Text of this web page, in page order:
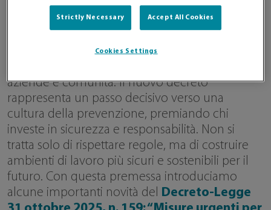
Perché questo decreto è importante per
La sicurezza sul lavoro non è solo un obbligo
aziende e comunità. Il nuovo decreto
rappresenta un passo decisivo verso una
cultura della prevenzione, premiando chi
investe in sicurezza e responsabilità. Non si
tratta solo di rispettare regole, ma di costruire
ambienti di lavoro più sicuri e sostenibili per il
futuro. Con questa premessa introduciamo
alcune importanti novità del
Decreto-Legge
Strictly Necessary Accept All Cookies
Cookies Settings